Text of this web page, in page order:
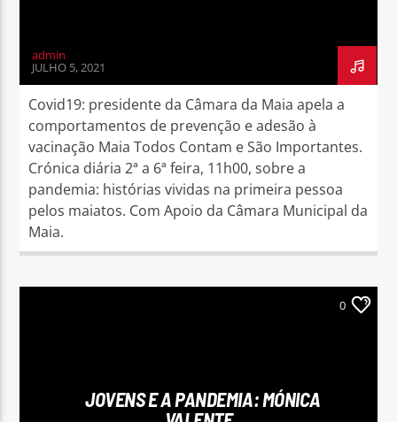
admin
JULHO 5, 2021
Covid19: presidente da Câmara da Maia apela a
comportamentos de prevenção e adesão à
vacinação Maia Todos Contam e São Importantes.
Crónica diária 2ª a 6ª feira, 11h00, sobre a
pandemia: histórias vividas na primeira pessoa
pelos maiatos. Com Apoio da Câmara Municipal da
Maia.
0
JOVENS E A PANDEMIA: MÓNICA